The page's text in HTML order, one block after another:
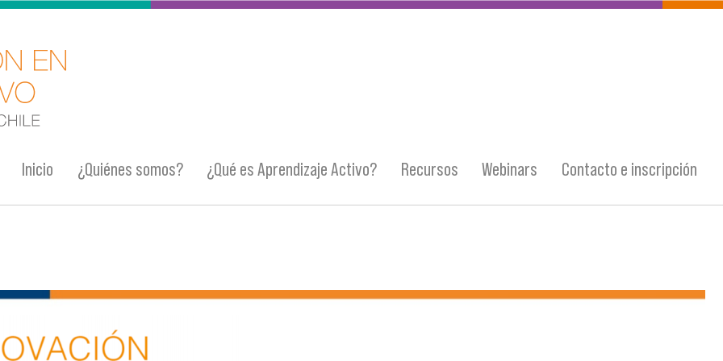
Inicio ¿Quiénes somos? ¿Qué es Aprendizaje Activo? Recursos Webinars Contacto e inscripción